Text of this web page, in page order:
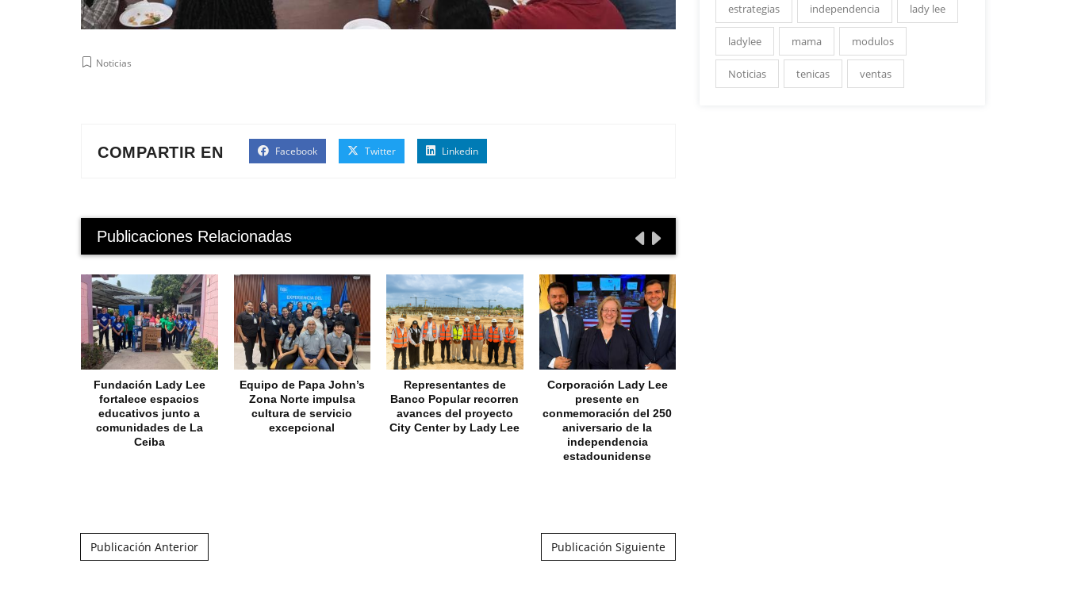
Noticias
COMPARTIR EN Facebook Twitter Linkedin
Publicaciones Relacionadas
Fundación Lady Lee
fortalece espacios
educativos junto a
comunidades de La
Ceiba
Equipo de Papa John’s
Zona Norte impulsa
cultura de servicio
excepcional
Representantes de
Banco Popular recorren
avances del proyecto
City Center by Lady Lee
Corporación Lady Lee
presente en
conmemoración del 250
aniversario de la
independencia
estadounidense
Publicación Anterior Publicación Siguiente
estrategias independencia lady lee
ladylee mama modulos
Noticias tenicas ventas